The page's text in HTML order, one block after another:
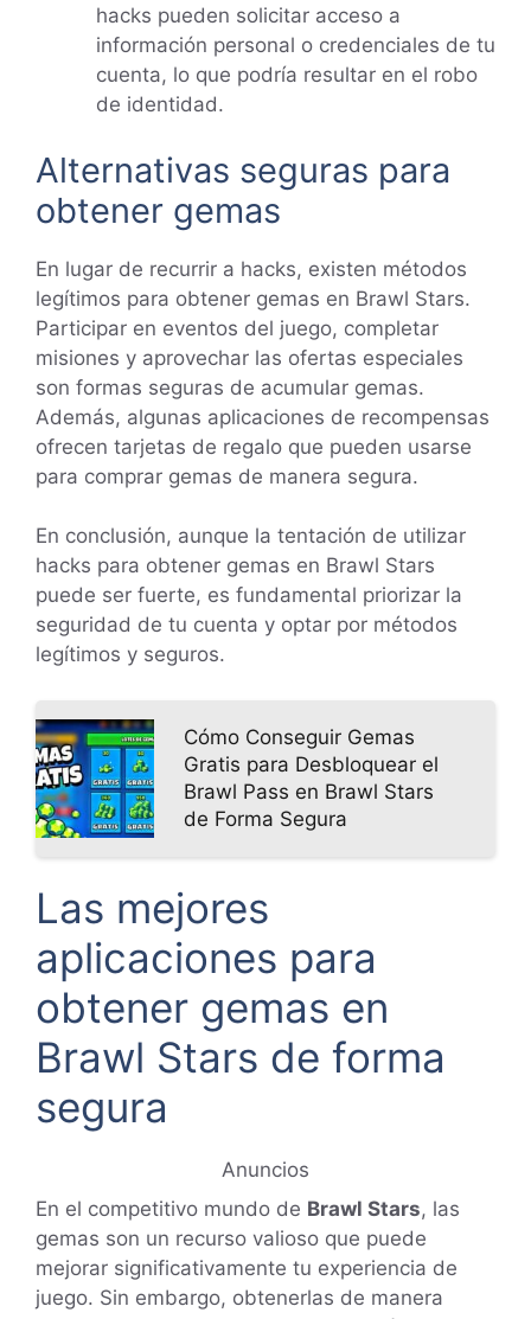
hacks pueden solicitar acceso a
información personal o credenciales de tu
cuenta, lo que podría resultar en el robo
de identidad.
Alternativas seguras para
obtener gemas
En lugar de recurrir a hacks, existen métodos
legítimos para obtener gemas en Brawl Stars.
Participar en eventos del juego, completar
misiones y aprovechar las ofertas especiales
son formas seguras de acumular gemas.
Además, algunas aplicaciones de recompensas
ofrecen tarjetas de regalo que pueden usarse
para comprar gemas de manera segura.
En conclusión, aunque la tentación de utilizar
hacks para obtener gemas en Brawl Stars
puede ser fuerte, es fundamental priorizar la
seguridad de tu cuenta y optar por métodos
legítimos y seguros.
Cómo Conseguir Gemas
Gratis para Desbloquear el
Brawl Pass en Brawl Stars
de Forma Segura
Las mejores
aplicaciones para
obtener gemas en
Brawl Stars de forma
segura
Anuncios
En el competitivo mundo de Brawl Stars, las
gemas son un recurso valioso que puede
mejorar significativamente tu experiencia de
juego. Sin embargo, obtenerlas de manera